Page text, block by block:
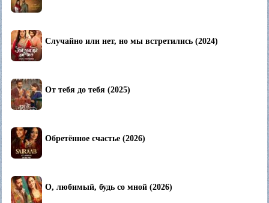
Случайно или нет, но мы встретились (2024)
От тебя до тебя (2025)
Обретённое счастье (2026)
О, любимый, будь со мной (2026)